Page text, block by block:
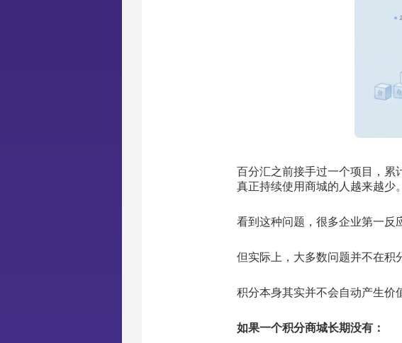
百分汇之前接手过一个项目，累
真正持续使用商城的人越来越少。
看到这种问题，很多企业第一反
但实际上，大多数问题并不在积
积分本身其实并不会自动产生价
如果一个积分商城长期没有：